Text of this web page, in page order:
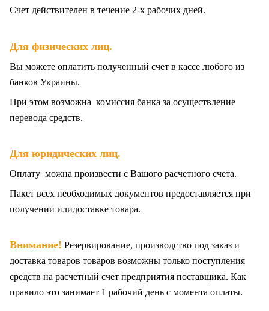
Счет действителен в течение 2-х рабочих дней.
Для физических лиц.
Вы можете оплатить полученный счет в кассе любого из
банков Украины.
При этом возможна комиссия банка за осуществление
перевода средств.
Для юридических лиц.
Оплату можна произвести с Вашого расчетного счета.
Пакет всех необходимых документов предоставляется при
получении илидоставке товара.
Внимание! Резервирование, производство под заказ и
доставка товаров товаров возможны только поступления
средств на расчетный счет предприятия поставщика. Как
правило это занимает 1 рабочий день с момента оплаты.